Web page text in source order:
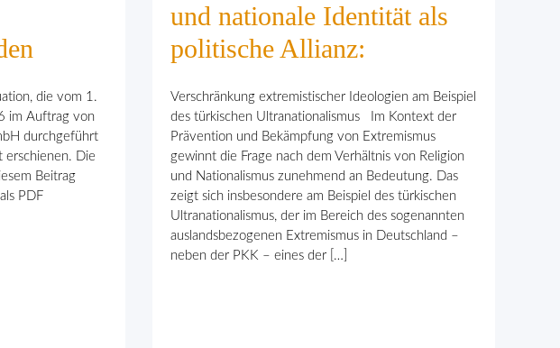
die vom 1.
im Auftrag von
durchgeführt
erschienen. Die
Beitrag
PDF
und nationale Identität als
politische Allianz:
Verschränkung extremistischer Ideologien am Beispiel
des türkischen Ultranationalismus Im Kontext der
Prävention und Bekämpfung von Extremismus
gewinnt die Frage nach dem Verhält­nis von Religion
und Nationalismus zunehmend an Bedeutung. Das
zeigt sich insbesondere am Beispiel des türkischen
Ultranationalismus, der im Bereich des sogenannten
auslandsbezogenen Extremismus in Deutschland –
neben der PKK – eines der […]